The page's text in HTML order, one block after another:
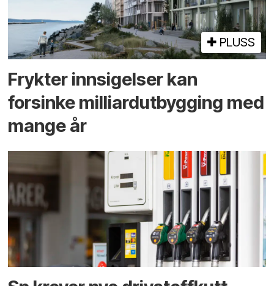
PLUSS
Frykter innsigelser kan
forsinke milliard­utbygging med
mange år